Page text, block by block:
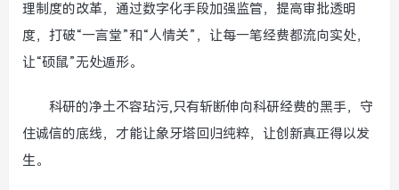
理制度的改革，通过数字化手段加强监管，提高审批透明
度，打破“一言堂”和“人情关”，让每一笔经费都流向实处，
让“硕鼠”无处遁形。
科研的净土不容玷污,只有斩断伸向科研经费的黑手，守
住诚信的底线，才能让象牙塔回归纯粹，让创新真正得以发
生。